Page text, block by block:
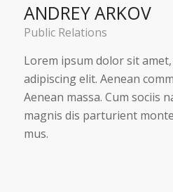
ANDREY ARKOV
Public Relations
Lorem ipsum dolor sit
adipiscing elit. Aenean
Aenean massa. Cum sociis
magnis dis parturient
mus.